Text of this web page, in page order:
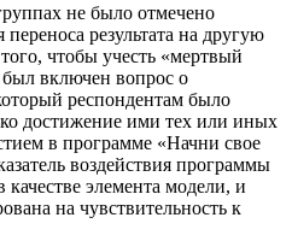
не было отмечено
результата на другую
чтобы учесть «мертвый
включен вопрос о
респондентам было
достижение ими тех или иных
в программе «Начни свое
воздействия программы
элемента модели, и
на чувствительность к